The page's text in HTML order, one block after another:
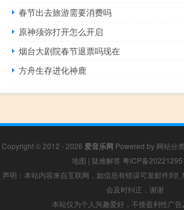
春节出去旅游需要消费吗
原神须弥打开怎么开启
烟台大剧院春节退票吗现在
方舟生存进化神鹿
Copyright © 2012 - 2026 爱音乐网 Powered by 网站分
地图 | 疑难解答 粤ICP备
声明：本站内容来自互联网，如信息有错误可发邮件到
会及时纠正，谢谢
本站仅为个人兴趣爱好，不接盈利性广